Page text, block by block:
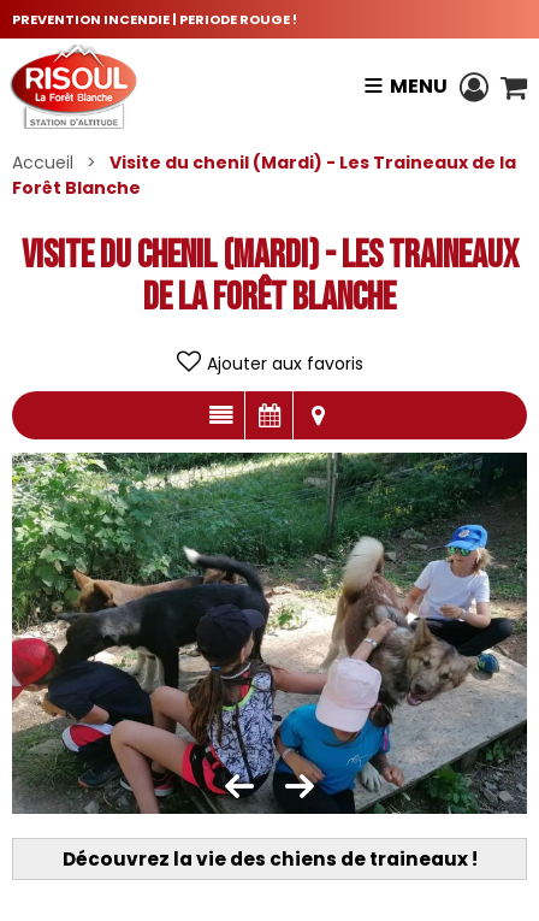
PREVENTION INCENDIE | PERIODE ROUGE !
MENU
Accueil >
Visite du chenil (Mardi) - Les Traineaux de la
Forêt Blanche
Visite du chenil (Mardi) - Les Traineaux
de la Forêt Blanche
Ajouter aux favoris
Découvrez la vie des chiens de traineaux !